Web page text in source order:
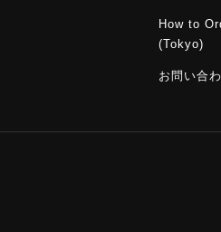
How to
(Tokyo)
お問い合